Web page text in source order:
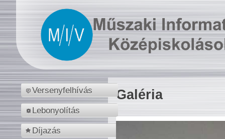
Versenyfelhívás
Lebonyolítás
Díjazás
Galéria